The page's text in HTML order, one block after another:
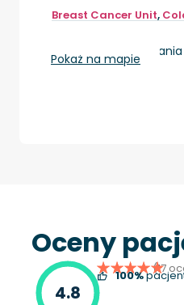
Breast Cancer Unit,
Gdynia, ul.
Pokaż na mapie
Oceny
4.8
(17
100%